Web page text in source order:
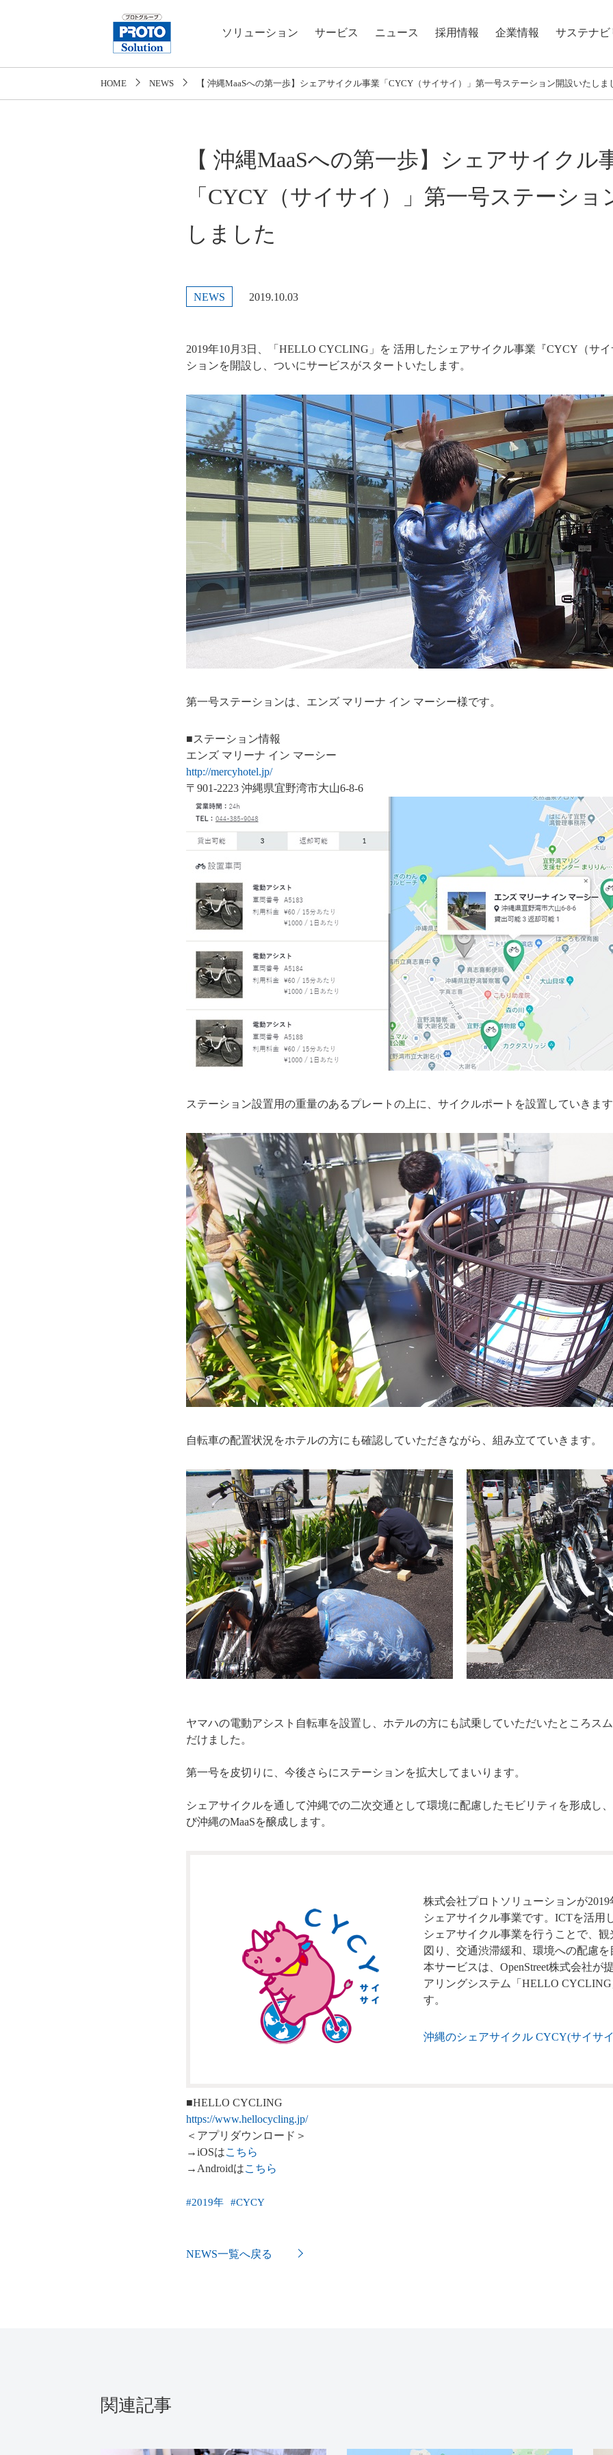
ソリューション サービス ニュース 採用情報 企業情報 サステナビ
HOME NEWS 【 沖縄MaaSへの第一歩】シェアサイクル事業「CYCY（サイサイ）」第一号ステーション開設いたしま
【 沖縄MaaSへの第一歩】シェアサイクル
「CYCY（サイサイ）」第一号ステーショ
しました
NEWS 2019.10.03
2019年10月3日、「HELLO CYCLING」を 活用したシェアサイクル事業『CYCY（サ
ションを開設し、ついにサービスがスタートいたします。
第一号ステーションは、エンズ マリーナ イン マーシー様です。
■ステーション情報
エンズ マリーナ イン マーシー
http://mercyhotel.jp/
〒901-2223 沖縄県宜野湾市大山6-8-6
ステーション設置用の重量のあるプレートの上に、サイクルポートを設置していきま
自転車の配置状況をホテルの方にも確認していただきながら、組み立てていきます。
ヤマハの電動アシスト自転車を設置し、ホテルの方にも試乗していただいたところス
だけました。
第一号を皮切りに、今後さらにステーションを拡大してまいります。
シェアサイクルを通して沖縄での二次交通として環境に配慮したモビリティを形成し
び沖縄のMaaSを醸成します。
株式会社プロトソリューションが
シェアサイクル事業です。ICTを活用
シェアサイクル事業を行うことで、
図り、交通渋滞緩和、環境への配慮
本サービスは、OpenStreet株式会社が
アリングシステム「HELLO
す。
沖縄のシェアサイクル CYCY(サイサ
■HELLO CYCLING
https://www.hellocycling.jp/
＜アプリダウンロード＞
→iOSはこちら
→Androidはこちら
#2019年 #CYCY
NEWS一覧へ戻る
関連記事